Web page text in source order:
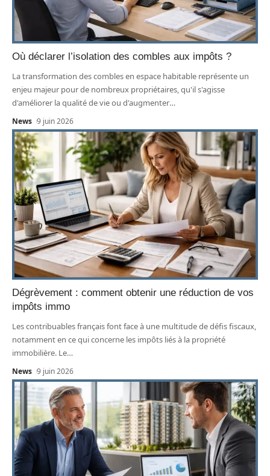
Où déclarer l’isolation des combles aux impôts ?
La transformation des combles en espace habitable représente un
enjeu majeur pour de nombreux propriétaires, qu'il s'agisse
d'améliorer la qualité de vie ou d'augmenter…
News 9 juin 2026
Dégrèvement : comment obtenir une réduction de vos
impôts immo
Les contribuables français font face à une multitude de défis fiscaux,
notamment en ce qui concerne les impôts liés à la propriété
immobilière. Le…
News 9 juin 2026